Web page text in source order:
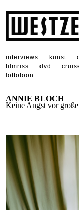
interviews kunst
filmriss
dvd
lottofoon
ANNIE BLOCH
Keine Angst vor